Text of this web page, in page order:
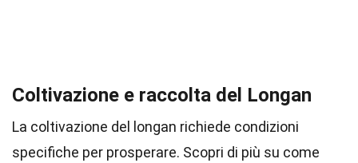
Coltivazione e raccolta del Longan
La coltivazione del longan richiede condizioni
specifiche per prosperare. Scopri di più su come